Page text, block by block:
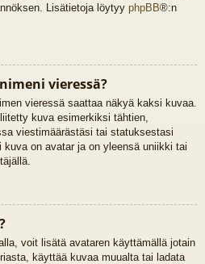
Lisätietoja löytyy phpBB®:n
vieressä?
vieressä saattaa näkyä kaksi kuvaa.
kuva esimerkiksi tähtien,
viestimäärästäsi tai statuksestasi
kuva on avatar ja on yleensä uniikki tai
voit lisätä avataren käyttämällä jotain
käyttää kuvaa muualta tai ladata